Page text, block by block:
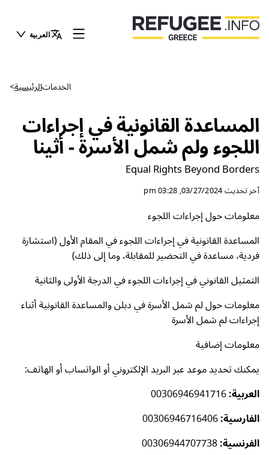
العربية
الرئيسية> الخدمات
المساعدة القانونية في إجراءات
اللجوء ولم شمل الأسرة - أثينا
Equal Rights Beyond Borders
آخر تحديث03/27/2024, 03:28 pm
معلومات حول إجراءات اللجوء
المساعدة القانونية في إجراءات اللجوء في المقام الأول (استشارة
فردية، مساعدة في التحضير للمقابلة، وما إلى ذلك)
التمثيل القانوني في إجراءات اللجوء في الدرجة الأولى والثانية
معلومات حول لم شمل الأسرة في دبلن والمساعدة القانونية أثناء
إجراءات لم شمل الأسرة
معلومات إضافية
يمكنك تحديد موعد عبر البريد الإلكتروني أو الواتساب أو الهاتف:
العربية:
الفارسية:
الفرنسية: